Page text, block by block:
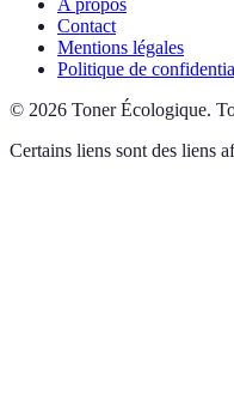
Contact
Mentions légales
Politique de
© 2026 Toner Écologique.
Certains liens sont des liens